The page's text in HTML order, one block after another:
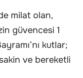
milat olan,
güvencesi 1
kutlar;
ve bereketli